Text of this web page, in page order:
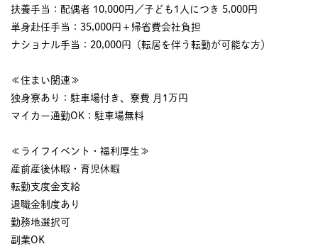
扶養手当：配偶者 10,000円／子ども1人につき 5,000円
単身赴任手当：35,000円＋帰省費会社負担
ナショナル手当：20,000円（転居を伴う転勤が可能な方）
≪住まい関連≫
独身寮あり：駐車場付き、寮費 月1万円
マイカー通勤OK：駐車場無料
≪ライフイベント・福利厚生≫
産前産後休暇・育児休暇
転勤支度金支給
退職金制度あり
勤務地選択可
副業OK